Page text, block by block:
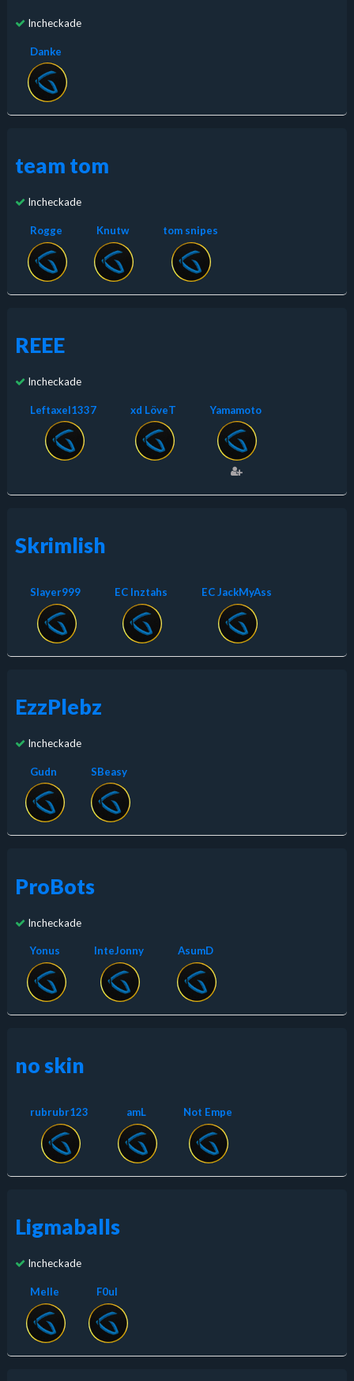
Incheckade
Danke
team tom
Incheckade
Rogge Knutw tom snipes
REEE
Incheckade
Leftaxel1337 xd LöveT Yamamoto
Skrimlish
Slayer999 EC Inztahs EC JackMyAss
EzzPlebz
Incheckade
Gudn SBeasy
ProBots
Incheckade
Yonus InteJonny AsumD
no skin
rubrubr123 amL Not Empe
Ligmaballs
Incheckade
Melle F0ul